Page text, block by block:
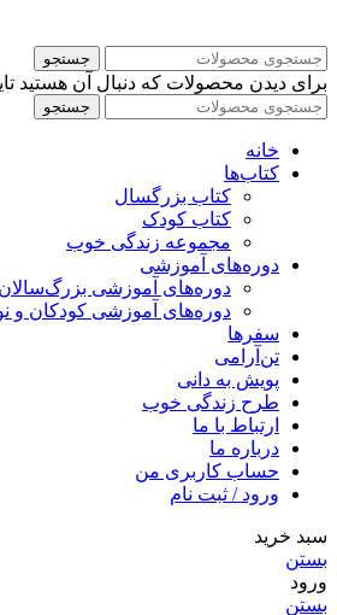
جستجو
برای دیدن محصولات که دنبال آن هستید
جستجو
خانه
کتاب‌ها
کتاب بزرگسال
کتاب کودک
مجموعه زندگی خوب
دوره‌های آموزشی
دوره‌های آموزشی بزرگ‌سالان
دوره‌های آموزشی کودکان و
سفرها
تن‌آرامی
پویش به دانی
طرح زندگی خوب
ارتباط با ما
درباره ما
حساب کاربری من
ورود / ثبت نام
سبد خرید
بستن
ورود
بستن